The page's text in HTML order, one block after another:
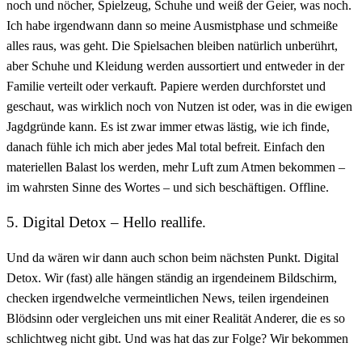
noch und nöcher, Spielzeug, Schuhe und weiß der Geier, was noch.
Ich habe irgendwann dann so meine Ausmistphase und schmeiße
alles raus, was geht. Die Spielsachen bleiben natürlich unberührt,
aber Schuhe und Kleidung werden aussortiert und entweder in der
Familie verteilt oder verkauft. Papiere werden durchforstet und
geschaut, was wirklich noch von Nutzen ist oder, was in die ewigen
Jagdgründe kann. Es ist zwar immer etwas lästig, wie ich finde,
danach fühle ich mich aber jedes Mal total befreit. Einfach den
materiellen Balast los werden, mehr Luft zum Atmen bekommen –
im wahrsten Sinne des Wortes – und sich beschäftigen. Offline.
5. Digital Detox – Hello reallife.
Und da wären wir dann auch schon beim nächsten Punkt. Digital
Detox. Wir (fast) alle hängen ständig an irgendeinem Bildschirm,
checken irgendwelche vermeintlichen News, teilen irgendeinen
Blödsinn oder vergleichen uns mit einer Realität Anderer, die es so
schlichtweg nicht gibt. Und was hat das zur Folge? Wir bekommen